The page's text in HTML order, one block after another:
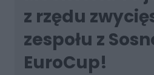
z rzędu
zespołu z
EuroCup!